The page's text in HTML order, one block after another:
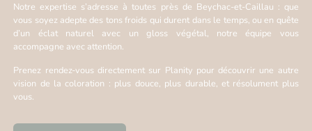
Notre expertise s’adresse à toutes près de Beychac-et-Caillau : que
vous soyez adepte des tons froids qui durent dans le temps, ou en quête
d’un éclat naturel avec un gloss végétal, notre équipe vous
accompagne avec attention.
Prenez rendez-vous directement sur Planity pour découvrir une autre
vision de la coloration : plus douce, plus durable, et résolument plus
vous.